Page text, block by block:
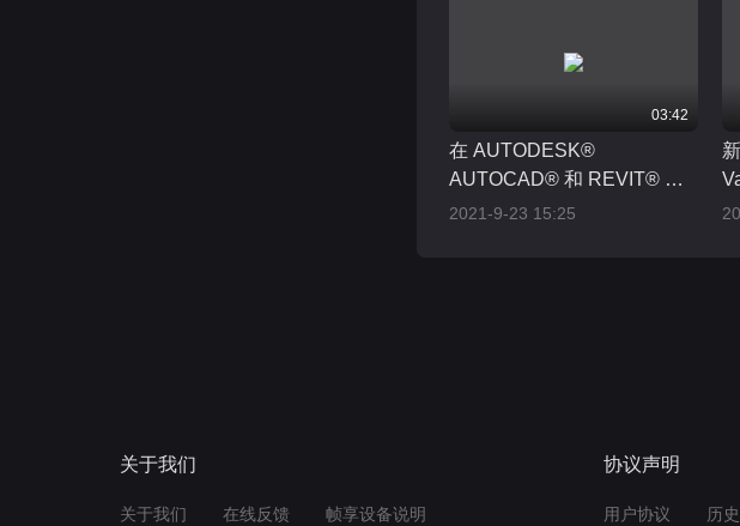
03:42
在 AUTODESK®
AUTOCAD® 和 REVIT® 中
进行现实捕获数据的高效完整
2021-9-23 15:25
关于我们
关于我们 在线反馈 帧享设备说明
协议声明
用户协议 历